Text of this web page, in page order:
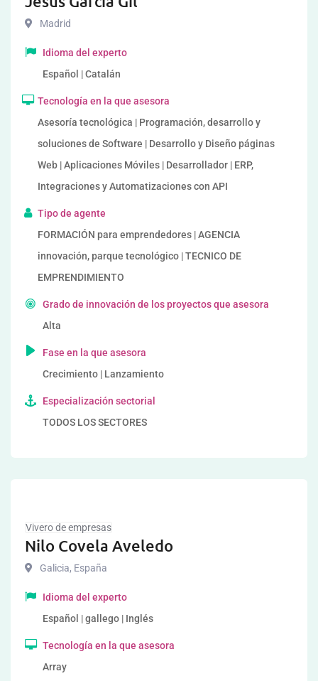
Madrid
Idioma del experto
Español | Catalán
Tecnología en la que asesora
Asesoría tecnológica | Programación, desarrollo y
soluciones de Software | Desarrollo y Diseño páginas
Web | Aplicaciones Móviles | Desarrollador | ERP,
Integraciones y Automatizaciones con API
Tipo de agente
FORMACIÓN para emprendedores | AGENCIA
innovación, parque tecnológico | TECNICO DE
EMPRENDIMIENTO
Grado de innovación de los proyectos que asesora
Alta
Fase en la que asesora
Crecimiento | Lanzamiento
Especialización sectorial
TODOS LOS SECTORES
Vivero de empresas
Nilo Covela Aveledo
Galicia, España
Idioma del experto
Español | gallego | Inglés
Tecnología en la que asesora
Array